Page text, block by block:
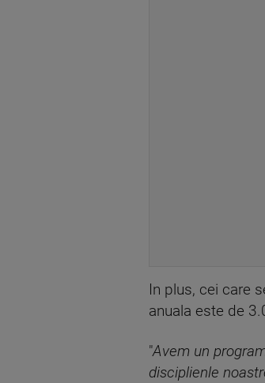
In plus, cei care
anuala este de
"Avem un
disciplienle